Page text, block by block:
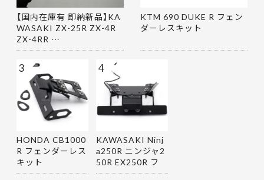
【国内在庫有 即納新品】KA
WASAKI ZX-25R ZX-4R
ZX-4RR …
KTM 690 DUKE R フェン
ダーレスキット
HONDA CB1000
R フェンダーレス
キット
3
KAWASAKI Ninj
a250R ニンジャ2
50R EX250R フ
ェンダーレス…
4